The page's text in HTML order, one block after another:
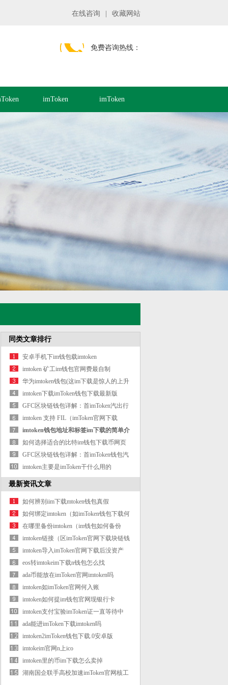
在线咨询 收藏网站
免费咨询热线：
imToken imToken
同类文章排行
安卓手机下im钱包载imtoken
imtoken 矿工im钱包官网费最自制
华为imtoken钱包(这im下载是惊人的上升
幅度
imtoken下载imToken钱包下载最新版
GFC区块链钱包详解：首imToken汽出行
的数字
imtoken 支持 FIL（imToken官网下载
imtoken 是否
imtoken钱包地址和标签im下载的简单介
绍
如何选择适合的比特im钱包下载币网页
版
GFC区块链钱包详解：首imToken钱包汽
出行的
imtoken主要是imToken干什么用的
最新资讯文章
如何辨别iim下载mtoken钱包真假
如何绑定imtoken（如imToken钱包下载何
绑定
在哪里备份imtoken（im钱包如何备份
imtoke
imtoken链接（区imToken官网下载块链钱
包i
imtoken导入imToken官网下载后没资产
eos转imtokeim下载n钱包怎么找
ada币能放在imToken官网imtoken吗
imtoken如imToken官网何入账
imtoken如何提im钱包官网现银行卡
imtoken支付宝验imToken证一直等待中
ada能进imToken下载imtoken吗
imtoken2imToken钱包下载.0安卓版
imtokeim官网n上ico
imtoken里的币im下载怎么卖掉
湖南国企联手高校加速imToken官网核工